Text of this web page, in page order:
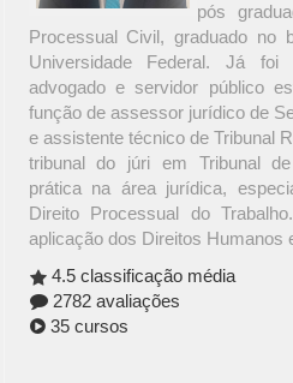
pós
Processual Civil, graduado no
Universidade Federal. Já foi
advogado e servidor público
função de assessor jurídico de
e assistente técnico de Tribunal
tribunal do júri em Tribunal
prática na área jurídica,
Direito Processual do
aplicação dos Direitos Humanos
4.5 classificação média
2782 avaliações
35 cursos